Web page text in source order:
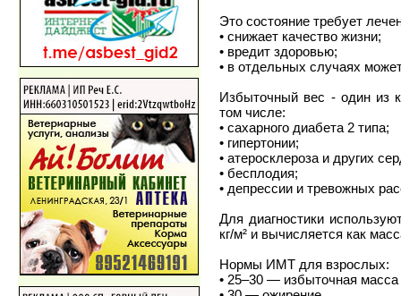
Это состояние требует
• снижает качество жизни;
• вредит здоровью;
• в отдельных случаях
Избыточный вес - один из
том числе:
• сахарного диабета 2 типа;
• гипертонии;
• атеросклероза и других
• бесплодия;
• депрессии и тревожных
Для диагностики
кг/м² и вычисляется как
Нормы ИМТ для взрослых:
• 25–30 — избыточная масса